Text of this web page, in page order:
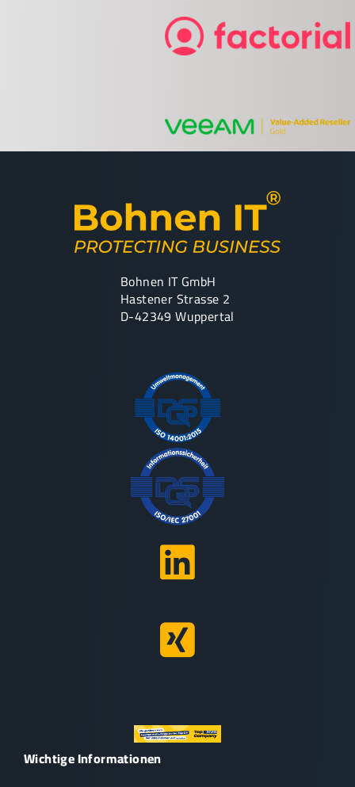
Bohnen IT GmbH
Hastener Strasse 2
D-42349 Wuppertal
Wichtige Informationen